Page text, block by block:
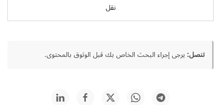
نقل
تنصل:يرجى إجراء البحث الخاص بك قبل الوثوق بالمحتوى.